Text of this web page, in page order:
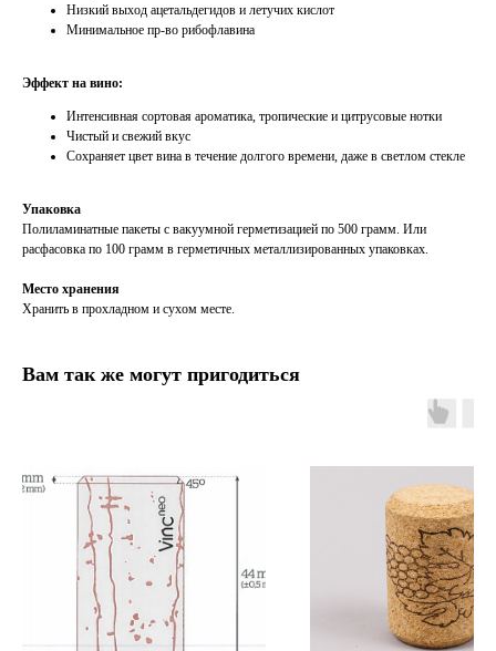
Низкий выход ацетальдегидов и летучих кислот
Минимальное пр-во рибофлавина
Эффект на вино:
Интенсивная сортовая ароматика, тропические и цитрусовые нотки
Чистый и свежий вкус
Сохраняет цвет вина в течение долгого времени, даже в светлом стекле
Упаковка
Полиламинатные пакеты с вакуумной герметизацией по 500 грамм. Или
расфасовка по 100 грамм в герметичных металлизированных упаковках.
Место хранения
Хранить в прохладном и сухом месте.
Вам так же могут пригодиться